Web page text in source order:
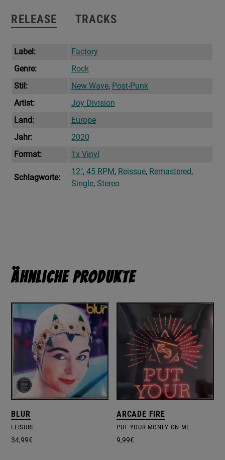
RELEASE TRACKS
Label:
Factory
Genre:
Rock
Stil:
New Wave, Post-Punk
Artist:
Joy Division
Land:
Europe
Jahr:
2020
Format:
1x Vinyl
Schlagworte:
12", 45 RPM, Reissue, Remastered,
Single, Stereo
Ähnliche Produkte
BLUR
LEISURE
34,99€
ARCADE FIRE
PUT YOUR MONEY ON ME
9,99€